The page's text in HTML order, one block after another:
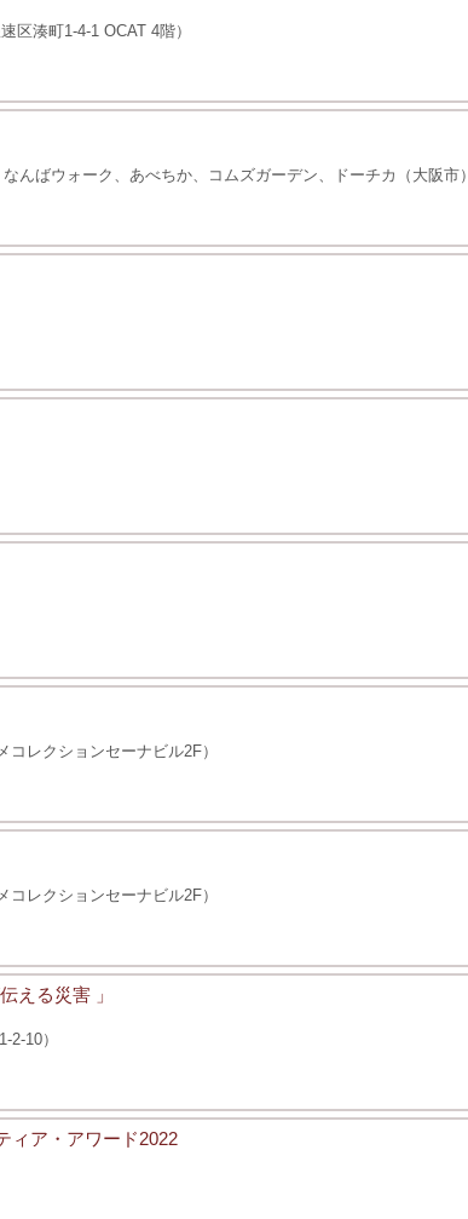
区湊町1-4-1 OCAT 4階）
んばウォーク、あべちか、コムズガーデン、ドーチカ（大阪市）
レクションセーナビル2F）
レクションセーナビル2F）
える災害 」
10）
ィア・アワード2022